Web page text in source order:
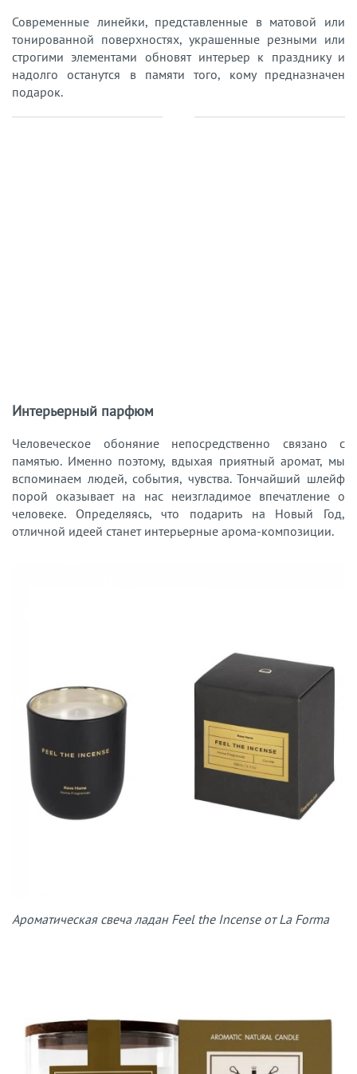
Современные линейки, представленные в матовой или
тонированной поверхностях, украшенные резными или
строгими элементами обновят интерьер к празднику и
надолго останутся в памяти того, кому предназначен
подарок.
Интерьерный парфюм
Человеческое обоняние непосредственно связано с
памятью. Именно поэтому, вдыхая приятный аромат, мы
вспоминаем людей, события, чувства. Тончайший шлейф
порой оказывает на нас неизгладимое впечатление о
человеке. Определяясь, что подарить на Новый Год,
отличной идеей станет интерьерные арома-композиции.
Ароматическая свеча ладан Feel the Incense от La Forma